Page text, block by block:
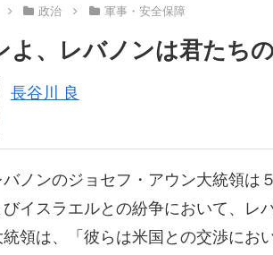
政治 軍事・安全保障
よ、レバノンは君たち
長谷川 良
バノンのジョセフ・アウン大統領は
びイスラエルとの紛争において、レ
統領は、「彼らは米国との交渉にお